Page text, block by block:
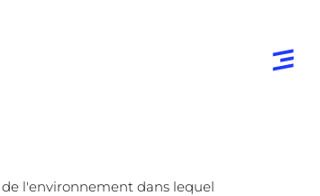
l'environnement dans lequel